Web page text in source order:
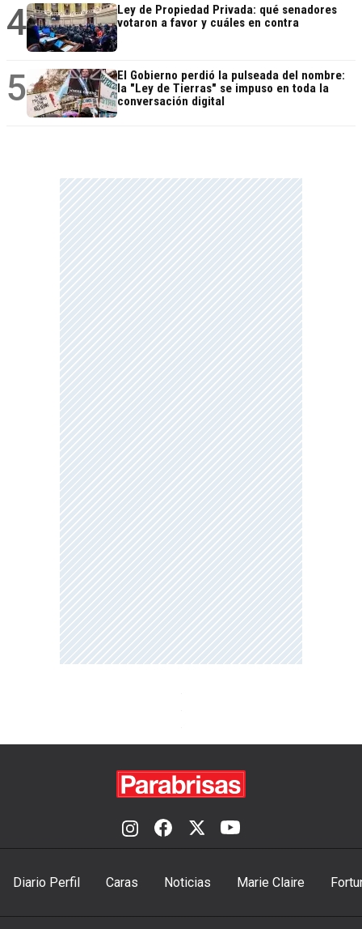
4
Ley de Propiedad Privada: qué senadores
votaron a favor y cuáles en contra
5
El Gobierno perdió la pulseada del nombre:
la "Ley de Tierras" se impuso en toda la
conversación digital
Diario Perfil Caras Noticias Marie Claire